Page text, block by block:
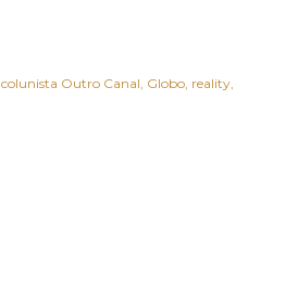
colunista Outro Canal Globo reality